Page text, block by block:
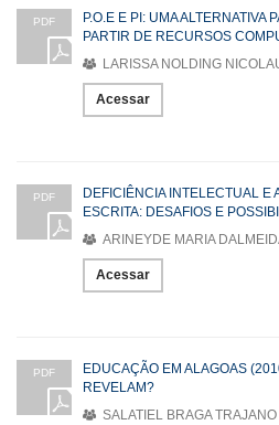
PDF
P.O.E E PI: UMA ALTERNATIVA
PARTIR DE RECURSOS
LARISSA NOLDING
Acessar
PDF
DEFICIÊNCIA INTELECTUAL E
ESCRITA: DESAFIOS E
ARINEYDE MARIA
Acessar
PDF
EDUCAÇÃO EM ALAGOAS
REVELAM?
SALATIEL BRAGA